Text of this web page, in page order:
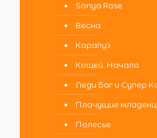
Sonya Rose
Весна
Карапуз
Кощей. Начало
Леди Баг и Супер
Плачущие
Полесье